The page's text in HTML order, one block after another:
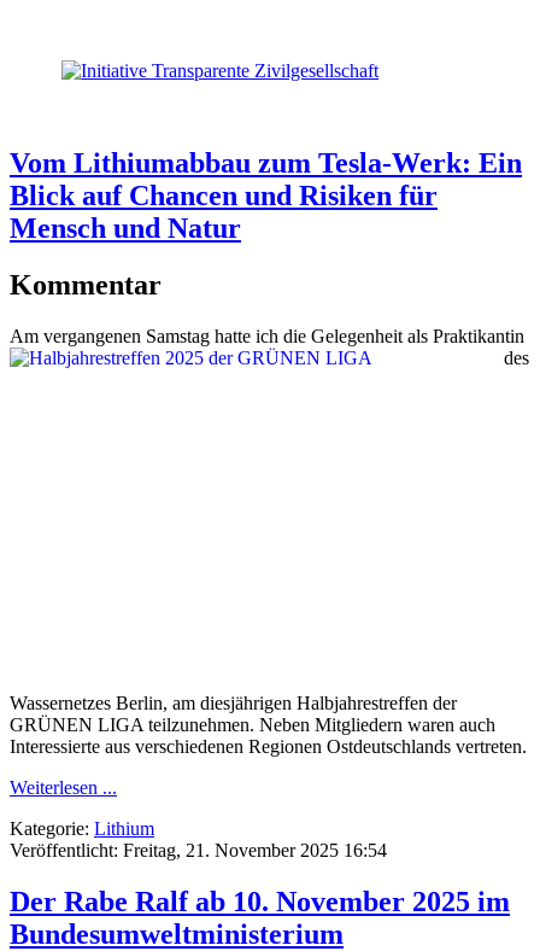
Vom Lithiumabbau zum Tesla-Werk: Ein
Blick auf Chancen und Risiken für
Mensch und Natur
Kommentar
Am vergangenen Samstag hatte ich die Gelegenheit als Praktikantin
des
Wassernetzes Berlin, am diesjährigen Halbjahrestreffen der
GRÜNEN LIGA teilzunehmen. Neben Mitgliedern waren auch
Interessierte aus verschiedenen Regionen Ostdeutschlands vertreten.
Weiterlesen ...
Kategorie: Lithium
Veröffentlicht: Freitag, 21. November 2025 16:54
Der Rabe Ralf ab 10. November 2025 im
Bundesumweltministerium